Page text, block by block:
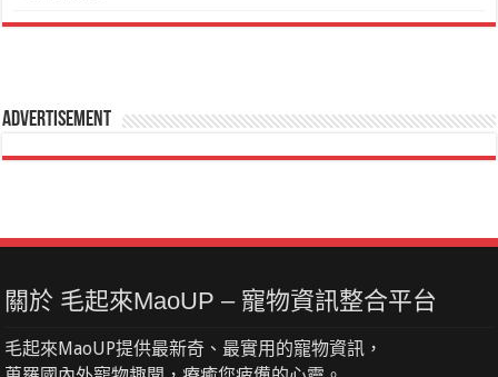
Advertisement
關於 毛起來MaoUP – 寵物資訊整合平台
毛起來MaoUP提供最新奇、最實用的寵物資訊，